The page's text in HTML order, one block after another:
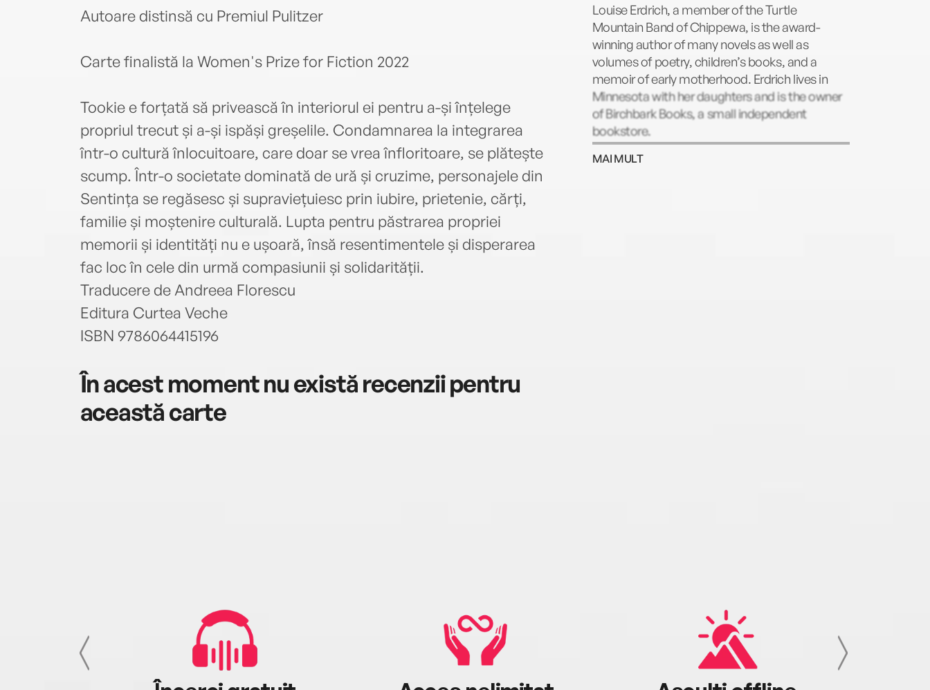
Autoare distinsă cu Premiul Pulitzer
Carte finalistă la Women's Prize for Fiction 2022
Tookie e forțată să privească în interiorul ei pentru a-și înțelege
propriul trecut și a-și ispăși greșelile. Condamnarea la integrarea
într-o cultură înlocuitoare, care doar se vrea înfloritoare, se plătește
scump. Într-o societate dominată de ură și cruzime, personajele din
Sentința se regăsesc și supraviețuiesc prin iubire, prietenie, cărți,
familie și moștenire culturală. Lupta pentru păstrarea propriei
memorii și identități nu e ușoară, însă resentimentele și disperarea
fac loc în cele din urmă compasiunii și solidarității.
Traducere de Andreea Florescu
Editura Curtea Veche
ISBN 9786064415196
În acest moment nu există recenzii pentru
această carte
Louise Erdrich, a member of the Turtle
Mountain Band of Chippewa, is the award-
winning author of many novels as well as
volumes of poetry, children’s books, and a
memoir of early motherhood. Erdrich lives in
Minnesota with her daughters and is the owner
of Birchbark Books, a small independent
bookstore.
MAI MULT